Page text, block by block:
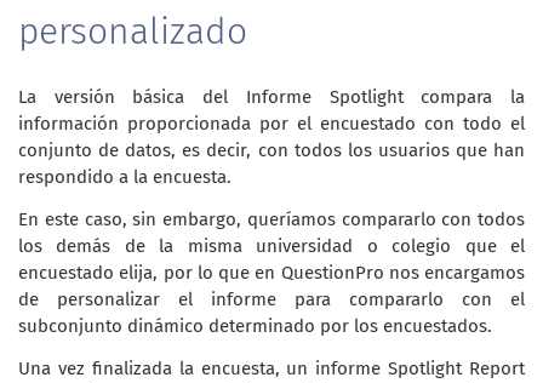
personalizado
La versión básica del Informe Spotlight compara la
información proporcionada por el encuestado con todo el
conjunto de datos, es decir, con todos los usuarios que han
respondido a la encuesta.
En este caso, sin embargo, queríamos compararlo con todos
los demás de la misma universidad o colegio que el
encuestado elija, por lo que en QuestionPro nos encargamos
de personalizar el informe para compararlo con el
subconjunto dinámico determinado por los encuestados.
Una vez finalizada la encuesta, un informe Spotlight Report